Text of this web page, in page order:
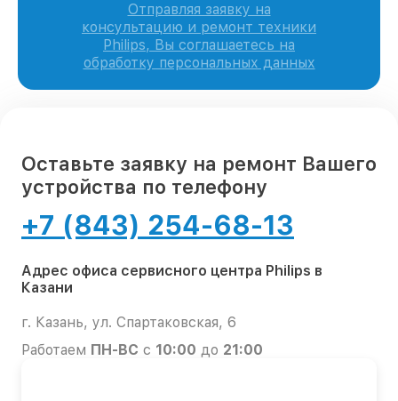
Отправляя заявку на
консультацию и ремонт техники
Philips, Вы соглашаетесь на
обработку персональных данных
Оставьте заявку на ремонт Вашего
устройства по телефону
+7 (843) 254-68-13
Адрес офиса сервисного центра Philips в
Казани
г. Казань, ул. Спартаковская, 6
Работаем ПН-ВС с 10:00 до 21:00